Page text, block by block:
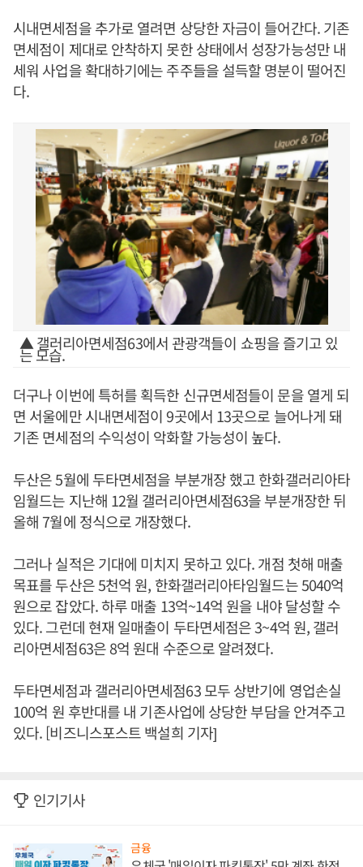
시내면세점을 추가로 열려면 상당한 자금이 들어간다. 기존
면세점이 제대로 안착하지 못한 상태에서 성장가능성만 내
세워 사업을 확대하기에는 주주들을 설득할 명분이 떨어진
다.
▲ 갤러리아면세점63에서 관광객들이 쇼핑을 즐기고 있
는 모습.
더구나 이번에 특허를 획득한 신규면세점들이 문을 열게 되
면 서울에만 시내면세점이 9곳에서 13곳으로 늘어나게 돼
기존 면세점의 수익성이 악화할 가능성이 높다.
두산은 5월에 두타면세점을 부분개장 했고 한화갤러리아타
임월드는 지난해 12월 갤러리아면세점63을 부분개장한 뒤
올해 7월에 정식으로 개장했다.
그러나 실적은 기대에 미치지 못하고 있다. 개점 첫해 매출
목표를 두산은 5천억 원, 한화갤러리아타임월드는 5040억
원으로 잡았다. 하루 매출 13억~14억 원을 내야 달성할 수
있다. 그런데 현재 일매출이 두타면세점은 3~4억 원, 갤러
리아면세점63은 8억 원대 수준으로 알려졌다.
두타면세점과 갤러리아면세점63 모두 상반기에 영업손실
100억 원 후반대를 내 기존사업에 상당한 부담을 안겨주고
있다. [비즈니스포스트 백설희 기자]
인기기사
금융